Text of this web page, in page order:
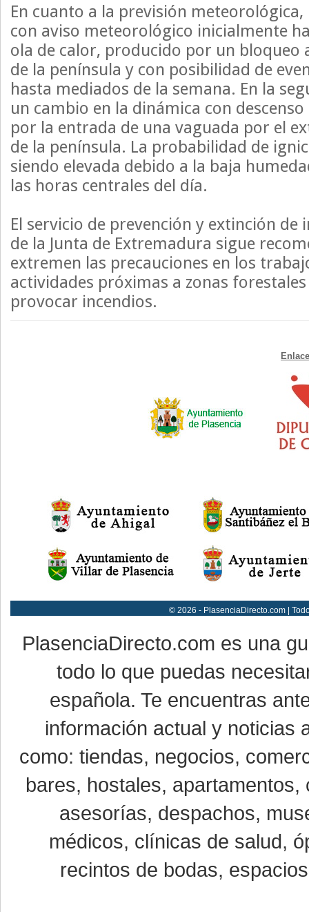
En cuanto a la previsión meteorológica,
con aviso meteorológico inicialmente
ola de calor, producido por un bloqueo
de la península y con posibilidad de
hasta mediados de la semana. En la
un cambio en la dinámica con
por la entrada de una vaguada por el
de la península. La probabilidad de
siendo elevada debido a la baja
las horas centrales del día.
El servicio de prevención y extinción de
de la Junta de Extremadura sigue
extremen las precauciones en los
actividades próximas a zonas
provocar incendios.
© 2026 - PlasenciaDirecto.com |
PlasenciaDirecto.com es una
todo lo que puedas
española. Te encuentras
información actual y noticias
como: tiendas, negocios,
bares, hostales,
asesorías, despachos,
médicos, clínicas de salud,
recintos de bodas,